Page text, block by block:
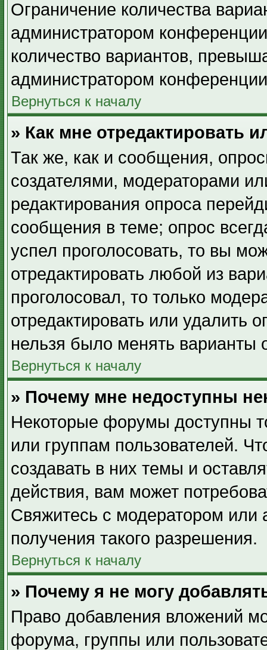
Ограничение количества
администратором
количество вариантов,
администратором
Вернуться к началу
» Как мне отредактировать
Так же, как и сообщения,
создателями, модераторами
редактирования опроса
сообщения в теме; опрос
успел проголосовать, то вы
отредактировать любой из
проголосовал, то только
отредактировать или удалить
нельзя было менять варианты
Вернуться к началу
» Почему мне недоступны
Некоторые форумы доступны
или группам пользователей.
создавать в них темы и
действия, вам может
Свяжитесь с модератором
получения такого разрешения.
Вернуться к началу
» Почему я не могу
Право добавления вложений
форума, группы или